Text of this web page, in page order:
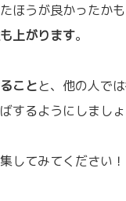
ほうが良かったか
上がります。
ことと、他の人で
するようにしましょ
してみてください！